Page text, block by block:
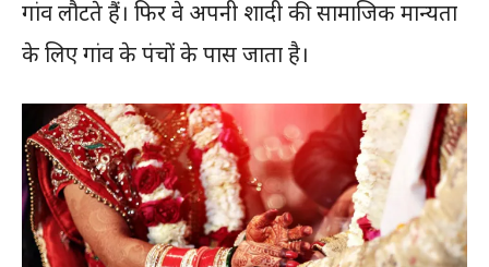
गांव लौटते हैं। फिर वे अपनी शादी की सामाजिक मान्यता
के लिए गांव के पंचों के पास जाता है।